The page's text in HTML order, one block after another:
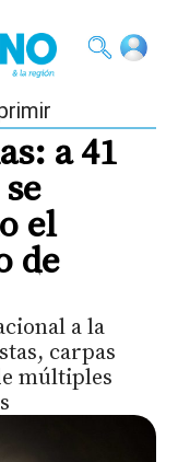
a 41
el
de
a la
carpas
múltiples